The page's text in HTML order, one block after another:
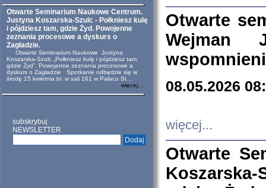
Otwarte Seminarium Naukowe Centrum.
Justyna Koszarska-Szulc - Połkniesz kulę
i pójdziesz tam, gdzie Żyd. Powojenne
zeznania procesowe a dyskurs o
Zagładzie.
Otwarte Seminarium Naukowe Justyna
Koszarska-Szulc „Połkniesz kulę i pójdziesz tam,
gdzie Żyd”. Powojenne zeznania procesowe a
dyskurs o Zagładzie Spotkanie odbędzie się w
środę 15 kwietnia br. w sali 161 w Pałacu St...
więcej...
subskrybuj
NEWSLETTER
Otwarte
Wejman
08.05.2026
więcej...
Otwarte
Koszarska-